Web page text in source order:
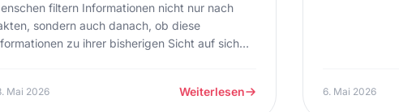
filtern Informationen nicht nur nach
sondern auch danach, ob diese
zu ihrer bisherigen Sicht auf sich
Intelligenz erstaunlich emotional.
Mai 2026 Weiterlesen 6. Mai 2026